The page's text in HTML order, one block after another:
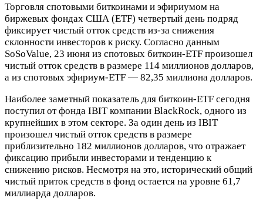
Торговля спотовыми биткоинами и эфириумом на
биржевых фондах США (ETF) четвертый день подряд
фиксирует чистый отток средств из-за снижения
склонности инвесторов к риску. Согласно данным
SoSoValue, 23 июня из спотовых биткоин-ETF произошел
чистый отток средств в размере 114 миллионов долларов,
а из спотовых эфириум-ETF — 82,35 миллиона долларов.
Наиболее заметный показатель для биткоин-ETF сегодня
поступил от фонда IBIT компании BlackRock, одного из
крупнейших в этом секторе. За один день из IBIT
произошел чистый отток средств в размере
приблизительно 182 миллионов долларов, что отражает
фиксацию прибыли инвесторами и тенденцию к
снижению рисков. Несмотря на это, исторический общий
чистый приток средств в фонд остается на уровне 61,7
миллиарда долларов.